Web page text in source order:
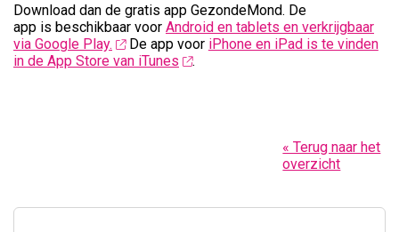
Download dan de gratis app GezondeMond. De
app is beschikbaar voor Android en tablets en verkrijgbaar
via Google Play.
De app voor iPhone en iPad is te vinden
in de App Store van iTunes
.
« Terug naar het
overzicht